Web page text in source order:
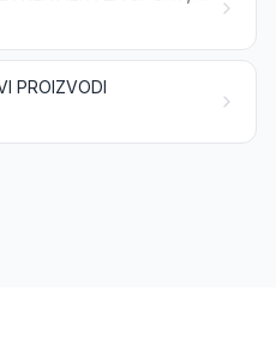
PROIZVODI